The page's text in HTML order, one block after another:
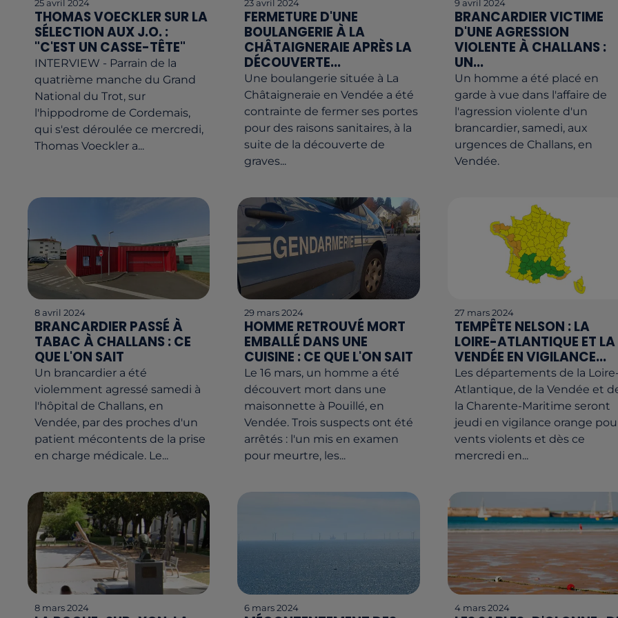
25 avril 2024
THOMAS VOECKLER SUR LA
SÉLECTION AUX J.O. :
"C'EST UN CASSE-TÊTE"
INTERVIEW - Parrain de la
quatrième manche du Grand
National du Trot, sur
l'hippodrome de Cordemais,
qui s'est déroulée ce mercredi,
Thomas Voeckler a...
23 avril 2024
FERMETURE D'UNE
BOULANGERIE À LA
CHÂTAIGNERAIE APRÈS LA
DÉCOUVERTE...
Une boulangerie située à La
Châtaigneraie en Vendée a été
contrainte de fermer ses portes
pour des raisons sanitaires, à la
suite de la découverte de
graves...
9 avril 2024
BRANCARDIER VICTIME
D'UNE AGRESSION
VIOLENTE À CHALLANS :
UN...
Un homme a été placé en
garde à vue dans l'affaire de
l'agression violente d'un
brancardier, samedi, aux
urgences de Challans, en
Vendée.
8 avril 2024
BRANCARDIER PASSÉ À
TABAC À CHALLANS : CE
QUE L'ON SAIT
Un brancardier a été
violemment agressé samedi à
l'hôpital de Challans, en
Vendée, par des proches d'un
patient mécontents de la prise
en charge médicale. Le...
29 mars 2024
HOMME RETROUVÉ MORT
EMBALLÉ DANS UNE
CUISINE : CE QUE L'ON SAIT
Le 16 mars, un homme a été
découvert mort dans une
maisonnette à Pouillé, en
Vendée. Trois suspects ont été
arrêtés : l'un mis en examen
pour meurtre, les...
27 mars 2024
TEMPÊTE NELSON : LA
LOIRE-ATLANTIQUE ET LA
VENDÉE EN VIGILANCE...
Les départements de la
Atlantique, de la Vendée et
la Charente-Maritime seront
jeudi en vigilance orange
vents violents et dès ce
mercredi en...
8 mars 2024 6 mars 2024 4 mars 2024